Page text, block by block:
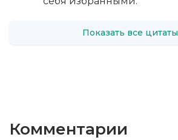
Показать все цитаты
Комментарии